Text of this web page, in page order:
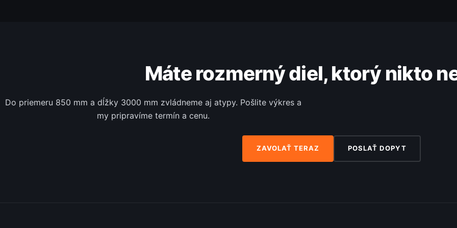
Máte rozmerný diel, ktorý nikto
Do priemeru 850 mm a dĺžky 3000 mm zvládneme aj atypy. Pošlite výkres a
my pripravíme termín a cenu.
ZAVOLAŤ TERAZ POSLAŤ DOPYT